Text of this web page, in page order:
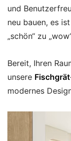
und
neu bauen, es
„schön“ zu
Bereit, Ihren
unsere
modernes